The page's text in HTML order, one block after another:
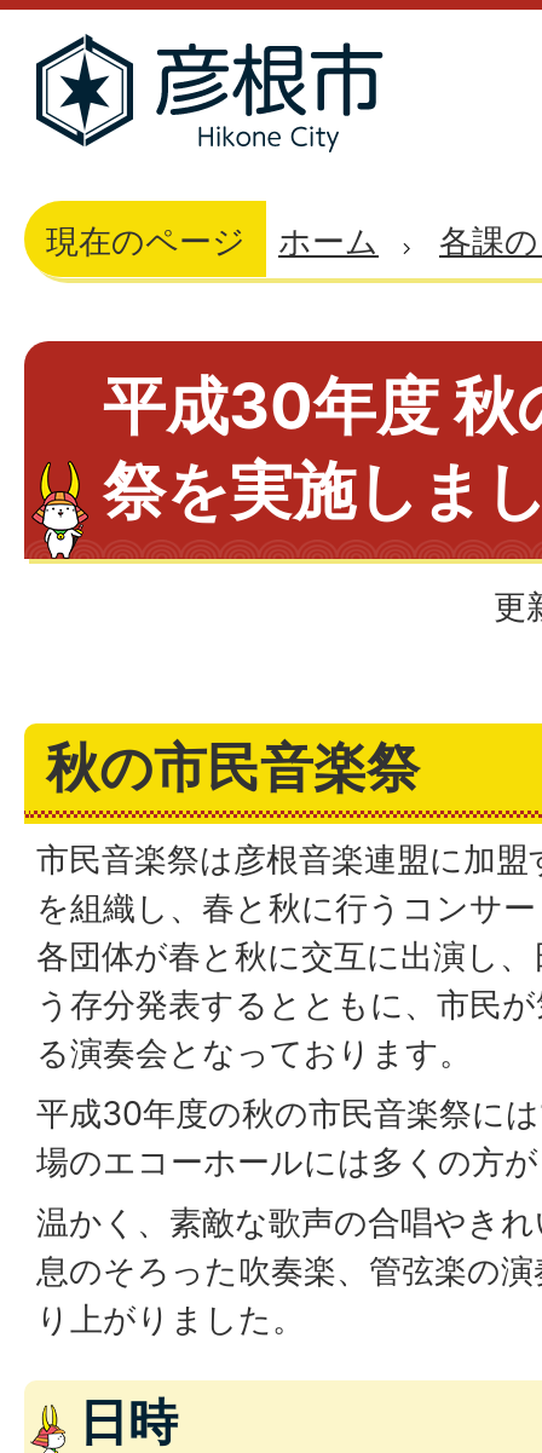
現在のページ ホーム 各課
平成30年度 秋
祭を実施しま
更
秋の市民音楽祭
市民音楽祭は彦根音楽連盟に加
を組織し、春と秋に行うコンサ
各団体が春と秋に交互に出演し
う存分発表するとともに、市民
る演奏会となっております。
平成30年度の秋の市民音楽祭に
場のエコーホールには多くの方
温かく、素敵な歌声の合唱やき
息のそろった吹奏楽、管弦楽の
り上がりました。
日時